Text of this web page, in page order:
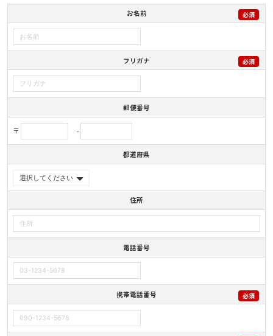
お名前 必須
フリガナ 必須
郵便番号
〒 -
都道府県
住所
電話番号
携帯電話番号 必須